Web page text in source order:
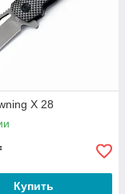
X 28
Купить